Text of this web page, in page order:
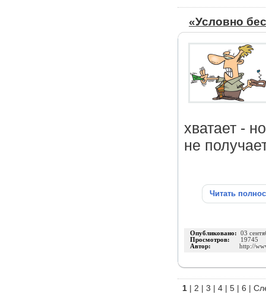
«Условно
хватает -
не
Читать
Опубликовано: 03
Просмотров: 19745
Автор: http://
1 | 2 | 3 | 4 | 5 | 6 |